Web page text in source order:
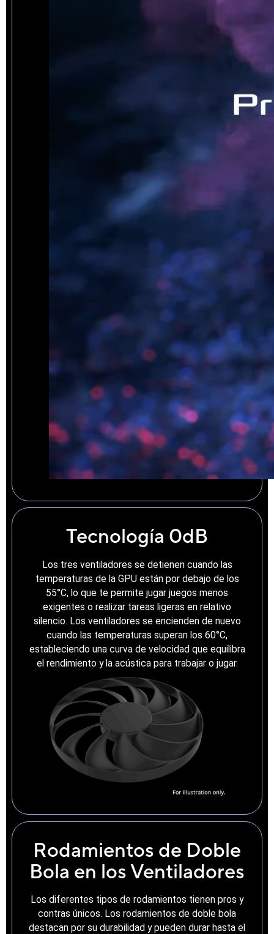
Tecnología 0dB
Los tres ventiladores se detienen cuando las
temperaturas de la GPU están por debajo de los
55°C, lo que te permite jugar juegos menos
exigentes o realizar tareas ligeras en relativo
silencio. Los ventiladores se encienden de nuevo
cuando las temperaturas superan los 60°C,
estableciendo una curva de velocidad que equilibra
el rendimiento y la acústica para trabajar o jugar.
Rodamientos de Doble
Bola en los Ventiladores
Los diferentes tipos de rodamientos tienen pros y
contras únicos. Los rodamientos de doble bola
destacan por su durabilidad y pueden durar hasta el